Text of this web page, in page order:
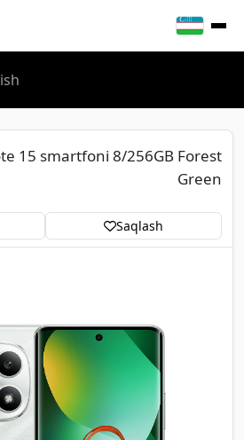
15 smartfoni 8/256GB Forest
Green
Saqlash